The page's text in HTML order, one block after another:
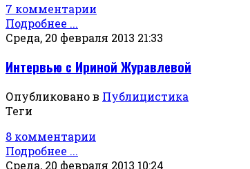
7 комментарии
Подробнее ...
Среда, 20 февраля 2013 21:33
Интервью с Ириной Журавлевой
Опубликовано в Публицистика
Теги
8 комментарии
Подробнее ...
Среда, 20 февраля 2013 10:24